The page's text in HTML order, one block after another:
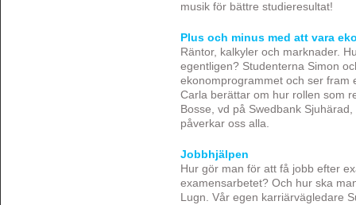
musik för bättre studieresultat!
Plus och minus med att vara
Räntor, kalkyler och marknader.
egentligen? Studenterna Simon
ekonomprogrammet och ser fram
Carla berättar om hur rollen som
Bosse, vd på Swedbank
påverkar oss alla.
Jobbhjälpen
Hur gör man för att få jobb efter
examensarbetet? Och hur ska
Lugn. Vår egen karriärvägledare